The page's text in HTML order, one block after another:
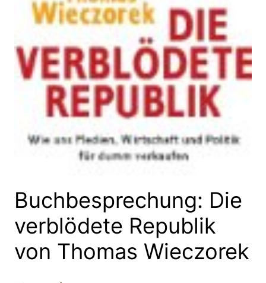
Buchbesprechung: Die
verblödete Republik
von Thomas Wieczorek